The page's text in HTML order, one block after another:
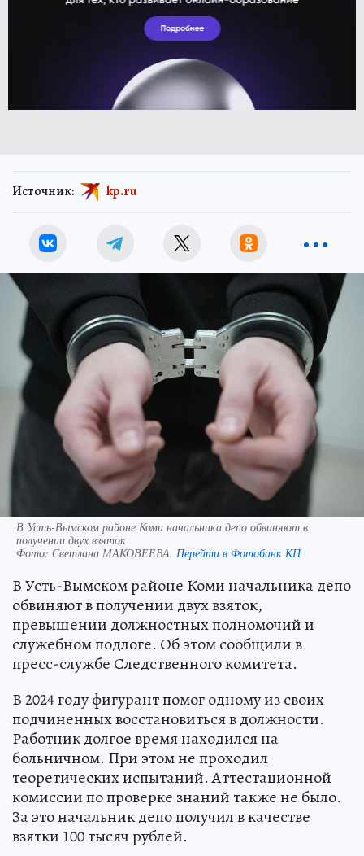
Источник: kp.ru
В Усть-Вымском районе Коми начальника депо обвиняют в
получении двух взяток
Фото: Светлана МАКОВЕЕВА. Перейти в Фотобанк КП
В Усть-Вымском районе Коми начальника депо
обвиняют в получении двух взяток,
превышении должностных полномочий и
служебном подлоге. Об этом сообщили в
пресс-службе Следственного комитета.
В 2024 году фигурант помог одному из своих
подчиненных восстановиться в должности.
Работник долгое время находился на
больничном. При этом не проходил
теоретических испытаний. Аттестационной
комиссии по проверке знаний также не было.
За это начальник депо получил в качестве
взятки 100 тысяч рублей.